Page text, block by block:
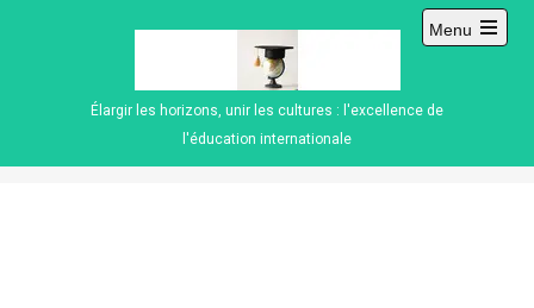
Élargir les horizons, unir les cultures : l'excellence de
l'éducation internationale
Menu
Open